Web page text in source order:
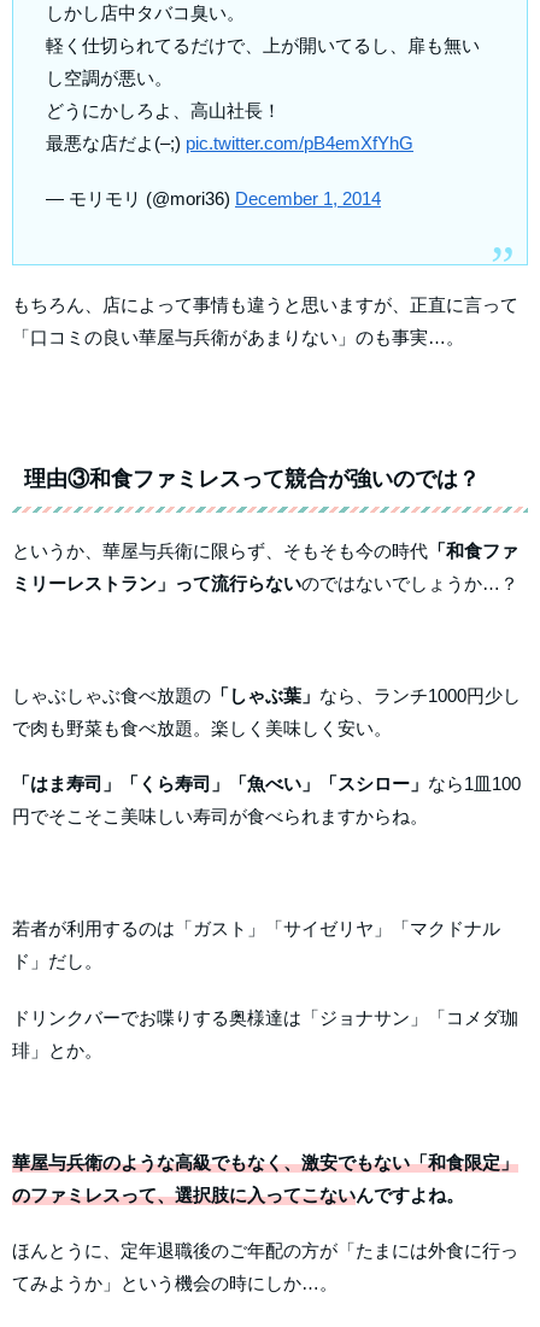
しかし店中タバコ臭い。
軽く仕切られてるだけで、上が開いてるし、扉も無い
し空調が悪い。
どうにかしろよ、高山社長！
最悪な店だよ(–;) pic.twitter.com/pB4emXfYhG
— モリモリ (@mori36) December 1, 2014
もちろん、店によって事情も違うと思いますが、正直に言って
「口コミの良い華屋与兵衛があまりない」のも事実…。
理由③和食ファミレスって競合が強いのでは？
というか、華屋与兵衛に限らず、そもそも今の時代 「和食ファ
ミリーレストラン」って流行らないのではないでしょうか…？
しゃぶしゃぶ食べ放題の 「しゃぶ葉」 なら、ランチ1000円少し
で肉も野菜も食べ放題。楽しく美味しく安い。
「はま寿司」「くら寿司」「魚べい」「スシロー」 なら1皿100
円でそこそこ美味しい寿司が食べられますからね。
若者が利用するのは「ガスト」「サイゼリヤ」「マクドナル
ド」だし。
ドリンクバーでお喋りする奥様達は「ジョナサン」「コメダ珈
琲」とか。
華屋与兵衛のような高級でもなく、激安でもない「和食限定」
のファミレスって、選択肢に入ってこないんですよね。
ほんとうに、定年退職後のご年配の方が「たまには外食に行っ
てみようか」という機会の時にしか…。